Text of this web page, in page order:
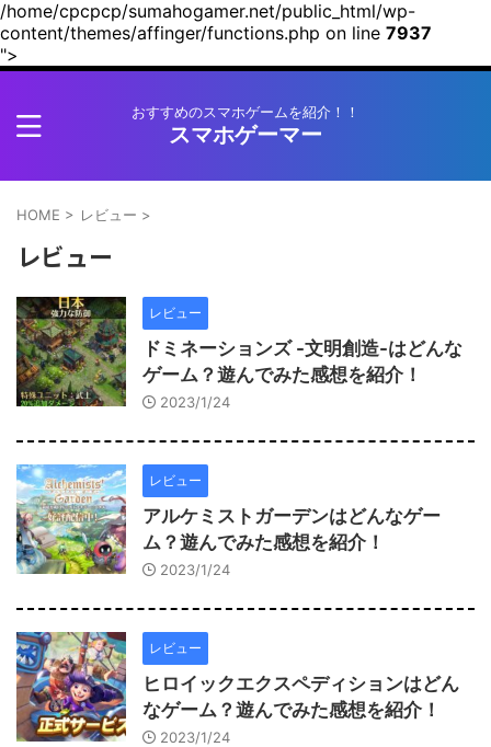
/home/cpcpcp/sumahogamer.net/public_html/wp-
content/themes/affinger/functions.php on line 7937
">
おすすめのスマホゲームを紹介！！
スマホゲーマー
HOME > レビュー >
レビュー
レビュー
ドミネーションズ -文明創造-はどんな
ゲーム？遊んでみた感想を紹介！
2023/1/24
レビュー
アルケミストガーデンはどんなゲー
ム？遊んでみた感想を紹介！
2023/1/24
レビュー
ヒロイックエクスペディションはどん
なゲーム？遊んでみた感想を紹介！
2023/1/24